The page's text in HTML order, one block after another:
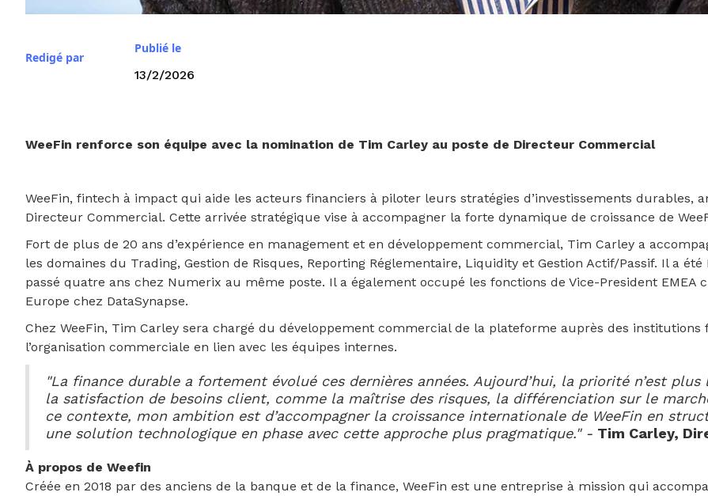
Redigé par
Publié le
13/2/2026
WeeFin renforce son équipe avec la nomination de Tim Carley au poste de Directeur Commercial
WeeFin, fintech à impact qui aide les acteurs financiers à piloter leurs stratégies d’investissements durables,
Directeur Commercial. Cette arrivée stratégique vise à accompagner la forte dynamique de croissance de
Fort de plus de 20 ans d’expérience en management et en développement commercial, Tim Carley a
les domaines du Trading, Gestion de Risques, Reporting Réglementaire, Liquidity et Gestion Actif/Passif. Il a
passé quatre ans chez Numerix au même poste. Il a également occupé les fonctions de Vice-President EMEA
Europe chez DataSynapse.
Chez WeeFin, Tim Carley sera chargé du développement commercial de la plateforme auprès des
l’organisation commerciale en lien avec les équipes internes.
"La finance durable a fortement évolué ces dernières années. Aujourd’hui, la priorité n’est
la satisfaction de besoins client, comme la maîtrise des risques, la différenciation sur le
ce contexte, mon ambition est d’accompagner la croissance internationale de WeeFin en
une solution technologique en phase avec cette approche plus pragmatique." - Tim Carley,
À propos de Weefin
Créée en 2018 par des anciens de la banque et de la finance, WeeFin est une entreprise à mission qui